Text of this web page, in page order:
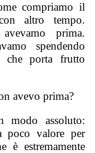
compriamo il
altro tempo.
prima.
spendendo
che porta frutto
avevo prima?
modo assoluto:
poco valore per
è estremamente